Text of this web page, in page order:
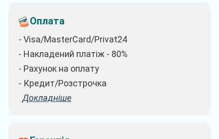
Оплата
- Visa/MasterCard/Privat24
- Накладений платіж - 80%
- Рахунок на оплату
- Кредит/Розстрочка
Докладніше